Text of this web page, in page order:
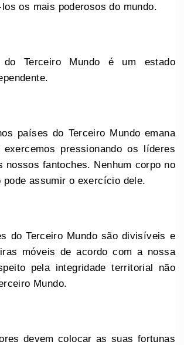
os mais poderosos do mundo.
do Terceiro Mundo é um estado
países do Terceiro Mundo emana
pressionando os líderes
nossos fantoches. Nenhum corpo no
pode assumir o exercício dele.
do Terceiro Mundo são divisíveis e
móveis de acordo com a nossa
pela integridade territorial não
Mundo.
devem colocar as suas fortunas